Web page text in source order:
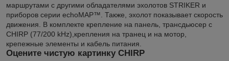
маршрутами с другими обладателями эхолотов STRIKER и
приборов серии echoMAP™. Также, эхолот показывает скорость
движения. В комплекте крепление на панель, трансдьюсер с
CHIRP (77/200 kHz),крепления на транец и на мотор,
крепежные элементы и кабель питания.
Оцените чистую картинку CHIRP